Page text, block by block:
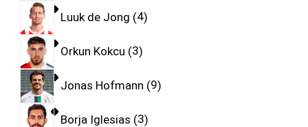
Luuk de Jong 4
Orkun Kokcu 3
Jonas Hofmann 9
Borja Iglesias 3